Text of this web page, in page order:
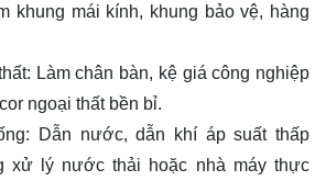
khung mái kính, khung bảo vệ, hàng
Làm chân bàn, kệ giá công nghiệp
ngoại thất bền bỉ.
Dẫn nước, dẫn khí áp suất thấp
xử lý nước thải hoặc nhà máy thực